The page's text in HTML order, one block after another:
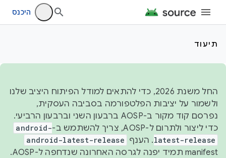
היכנס
תיעוד
החל משנת 2026, כדי להתאים למודל הפיתוח היציב שלנו
ולשמור על יציבות הפלטפורמה בסביבה העסקית,
נפרסם קוד מקור ב-AOSP ברבעון השני וברבעון הרביעי.
כדי ליצור ולתרום ל-AOSP, צריך להשתמש ב-
android-
latest-release. הענף android-latest-release
manifest תמיד יפנה לגרסה האחרונה שנדחפה ל-AOSP.